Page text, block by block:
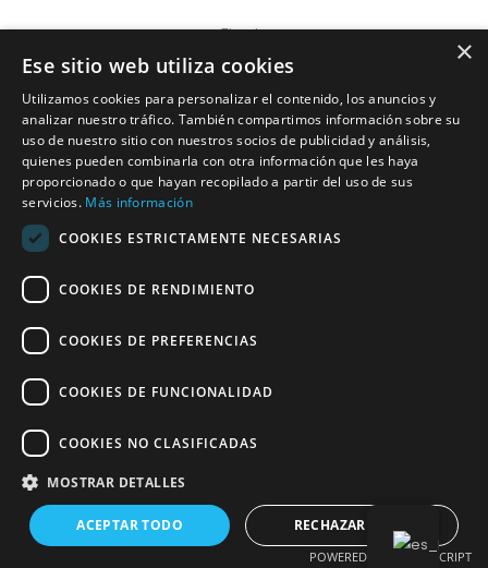
Tienda
Contacto
×
Ese sitio web utiliza cookies
Utilizamos cookies para personalizar el contenido, los anuncios y
analizar nuestro tráfico. También compartimos información sobre su
uso de nuestro sitio con nuestros socios de publicidad y análisis,
quienes pueden combinarla con otra información que les haya
proporcionado o que hayan recopilado a partir del uso de sus
servicios. Más información
COOKIES ESTRICTAMENTE NECESARIAS
COOKIES DE RENDIMIENTO
COOKIES DE PREFERENCIAS
COOKIES DE FUNCIONALIDAD
COOKIES NO CLASIFICADAS
MOSTRAR DETALLES
ACEPTAR TODO RECHAZAR TODO
POWERED BY COOKIESCRIPT